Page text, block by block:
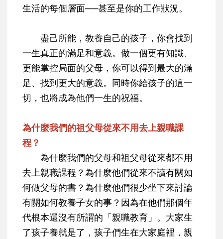
生活的每個層面──甚至是你的工作狀況。
盡己所能，教養自己的孩子，你會找到
一生真正的滿足和意義。做一個更有知識、
更能掌控局面的父母，你可以得到最大的滿
足、找到更大的意義。同時你給孩子的這一
切，也將成為他們一生的祝福。
為什麼我們的祖父母從來不用去上親職課
程？
為什麼我們的父母和祖父母從來都不用
去上親職課程？為什麼他們從來不讀有關如
何做父母的書？為什麼他們很少坐下來討論
有關如何教養子女的事？因為在他們那個年
代根本還沒有所謂的「親職教育」。大家生
了孩子養就是了，孩子們生在大家庭裡，親